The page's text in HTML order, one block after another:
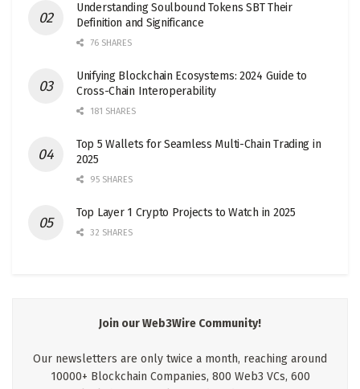
Understanding Soulbound Tokens SBT Their
Definition and Significance
76 SHARES
Unifying Blockchain Ecosystems: 2024 Guide to
Cross-Chain Interoperability
181 SHARES
Top 5 Wallets for Seamless Multi-Chain Trading in
2025
95 SHARES
Top Layer 1 Crypto Projects to Watch in 2025
32 SHARES
Join our Web3Wire Community!
Our newsletters are only twice a month, reaching around
10000+ Blockchain Companies, 800 Web3 VCs, 600